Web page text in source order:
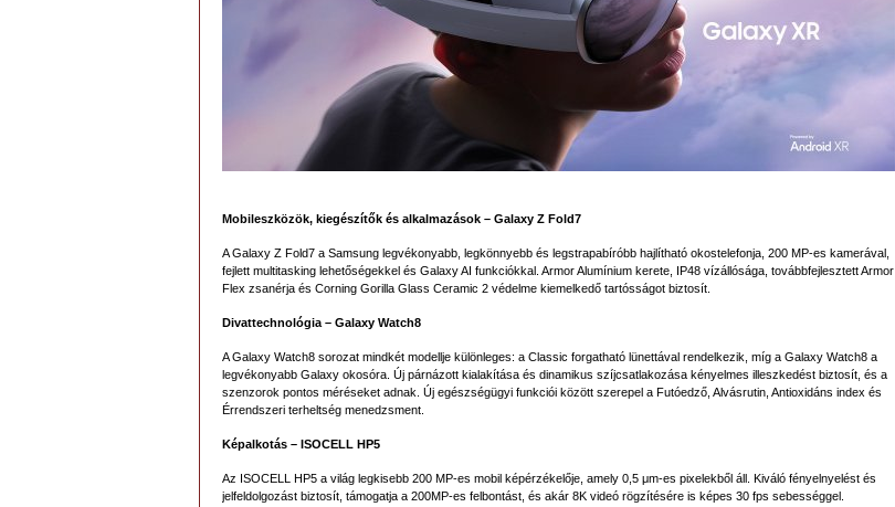
Mobileszközök, kiegészítők és alkalmazások – Galaxy Z Fold7
A Galaxy Z Fold7 a Samsung legvékonyabb, legkönnyebb és legstrapabíróbb hajlítható okostelefonja, 200 MP-es kamerával,
fejlett multitasking lehetőségekkel és Galaxy AI funkciókkal. Armor Alumínium kerete, IP48 vízállósága, továbbfejlesztett Armor
Flex zsanérja és Corning Gorilla Glass Ceramic 2 védelme kiemelkedő tartósságot biztosít.
Divattechnológia – Galaxy Watch8
A Galaxy Watch8 sorozat mindkét modellje különleges: a Classic forgatható lünettával rendelkezik, míg a Galaxy Watch8 a
legvékonyabb Galaxy okosóra. Új párnázott kialakítása és dinamikus szíjcsatlakozása kényelmes illeszkedést biztosít, és a
szenzorok pontos méréseket adnak. Új egészségügyi funkciói között szerepel a Futóedző, Alvásrutin, Antioxidáns index és
Érrendszeri terheltség menedzsment.
Képalkotás – ISOCELL HP5
Az ISOCELL HP5 a világ legkisebb 200 MP-es mobil képérzékelője, amely 0,5 μm-es pixelekből áll. Kiváló fényelnyelést és
jelfeldolgozást biztosít, támogatja a 200MP-es felbontást, és akár 8K videó rögzítésére is képes 30 fps sebességgel.